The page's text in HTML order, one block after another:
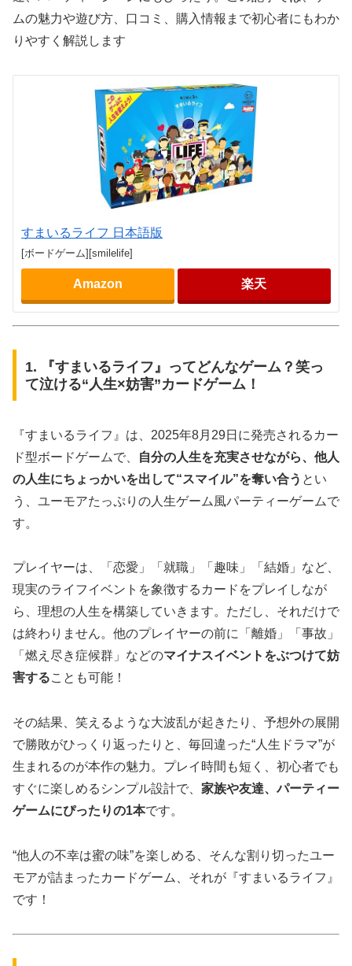
ムの魅力や遊び方、口コミ、購入情報まで初心者にもわか
りやすく解説します
すまいるライフ 日本語版
[ボードゲーム][smilelife]
Amazon 楽天
1. 『すまいるライフ』ってどんなゲーム？笑っ
て泣ける“人生×妨害”カードゲーム！
『すまいるライフ』は、2025年8月29日に発売されるカー
ド型ボードゲームで、
自分の人生を充実させながら、他人
の人生にちょっかいを出して“スマイル”を奪い合う とい
う、ユーモアたっぷりの人生ゲーム風パーティーゲームで
す。
プレイヤーは、「恋愛」「就職」「趣味」「結婚」など、
現実のライフイベントを象徴するカードをプレイしなが
ら、理想の人生を構築していきます。ただし、それだけで
は終わりません。他のプレイヤーの前に「離婚」「事故」
「燃え尽き症候群」などのマイナスイベントをぶつけて妨
害することも可能！
その結果、笑えるような大波乱が起きたり、予想外の展開
で勝敗がひっくり返ったりと、毎回違った“人生ドラマ”が
生まれるのが本作の魅力。プレイ時間も短く、初心者でも
すぐに楽しめるシンプル設計で、 家族や友達、パーティー
ゲームにぴったりの1本です。
“他人の不幸は蜜の味”を楽しめる、そんな割り切ったユー
モアが詰まったカードゲーム、それが『すまいるライフ』
です！